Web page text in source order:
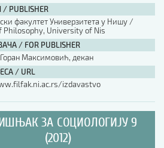
PUBLISHER
факултет Универзитета у Нишу /
Philosophy, University of Nis
/ FOR PUBLISHER
Максимовић, декан
/ URL
izdavastvo
ЗА СОЦИОЛОГИЈУ 9
(2012)